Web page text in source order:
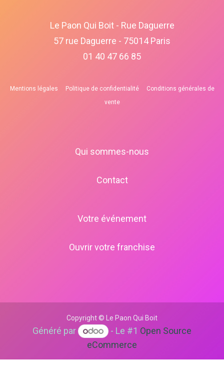
Le Paon Qui Boit - Rue Daguerre
57 rue Daguerre - 75014 Paris
01 40 47 66 85
Mentions légales Politique de confidentialité
Conditions générales de
vente
Qui sommes-nous
Contact
Votre événement
Ouvrir votre franchise
Copyright © Le Paon Qui Boit
Généré par - Le #1 Open Source
eCommerce